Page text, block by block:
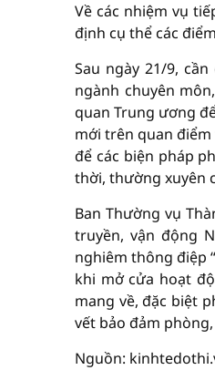
Về các nhiệm vụ
định cụ thể các
Sau ngày 21/9,
ngành chuyên
quan Trung ương
mới trên quan
để các biện pháp
thời, thường xuyên
Ban Thường vụ
truyền, vận động
nghiêm thông điệp
khi mở cửa hoạt
mang về, đặc biệt
vết bảo đảm
Nguồn: